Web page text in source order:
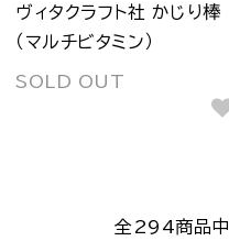
ヴィタクラフト社 かじり棒
（マルチビタミン）
SOLD OUT
全294商品中